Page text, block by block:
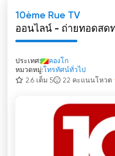
10ème Rue TV
ออนไลน์ - ถ่ายทอดสด
ประเทศ:
คองโก
หมวดหมู่: โทรทัศน์ทั่วไป
2.6 เต็ม 5
22 คะแนนโหวต